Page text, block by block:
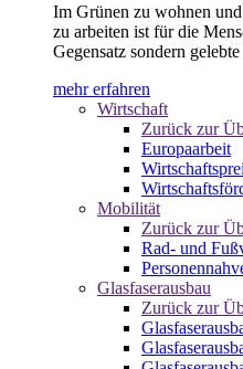
Im Grünen zu wohnen
zu arbeiten ist für die
Gegensatz sondern
mehr erfahren
Wirtschaft
Zurück zur
Europaarbeit
Mobilität
Zurück zur
Rad- und
Glasfaserausbau
Zurück zur